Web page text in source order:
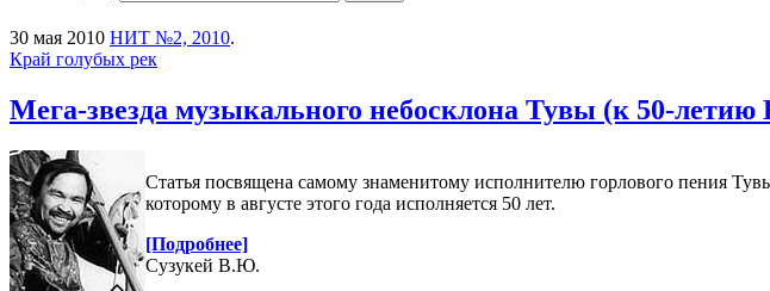
30 мая 2010 НИТ №2, 2010.
Край голубых рек
Мега-звезда музыкального небосклона Тувы (к 50-летию
Статья посвящена самому знаменитому исполнителю горлового пения
которому в августе этого года исполняется 50 лет.
[Подробнее]
Сузукей В.Ю.